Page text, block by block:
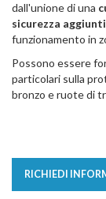
dall'unione di una
sicurezza
funzionamento in
Possono essere
particolari sulla
bronzo e ruote di
RICHIEDI